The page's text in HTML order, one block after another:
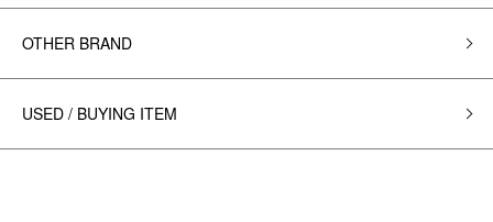
OTHER BRAND
USED / BUYING ITEM